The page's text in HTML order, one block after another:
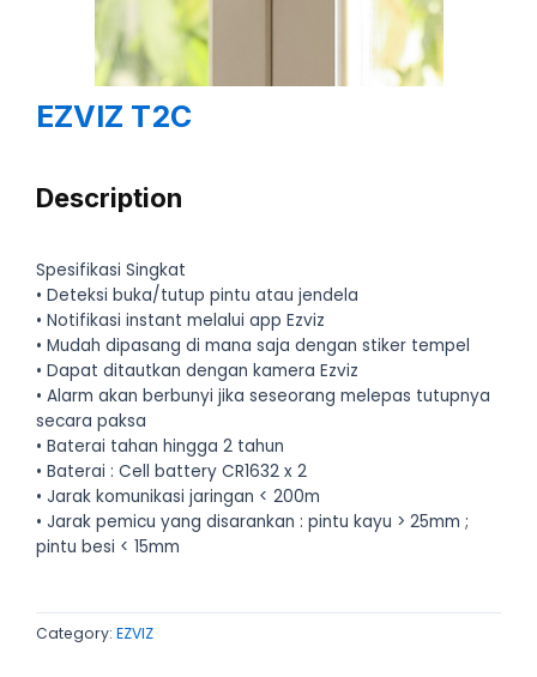
EZVIZ T2C
Description
Spesifikasi Singkat
• Deteksi buka/tutup pintu atau jendela
• Notifikasi instant melalui app Ezviz
• Mudah dipasang di mana saja dengan stiker tempel
• Dapat ditautkan dengan kamera Ezviz
• Alarm akan berbunyi jika seseorang melepas tutupnya
secara paksa
• Baterai tahan hingga 2 tahun
• Baterai : Cell battery CR1632 x 2
• Jarak komunikasi jaringan < 200m
• Jarak pemicu yang disarankan : pintu kayu > 25mm ;
pintu besi < 15mm
Category: EZVIZ